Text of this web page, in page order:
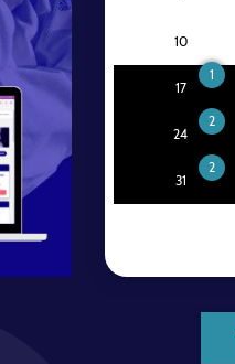
10
17
1
24
2
31
2